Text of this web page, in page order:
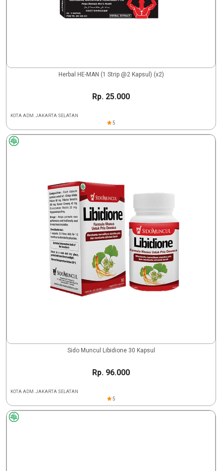
Herbal HE-MAN (1 Strip @2 Kapsul) (x2)
Rp. 25.000
KOTA ADM. JAKARTA SELATAN
5
Sido Muncul Libidione 30 Kapsul
Rp. 96.000
KOTA ADM. JAKARTA SELATAN
5